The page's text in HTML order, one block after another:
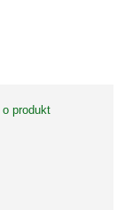
produkt